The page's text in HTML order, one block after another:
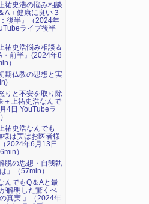
祐史浩の悩み相談
A＋健康に良い３
後半』（2024年
ライブ後半
祐史浩悩み相談＆
・前半』(2024年8
）
期仏教の思想と実
りと不安を取り除
＋上祐史浩なんで
4日 YouTubeラ
祐史浩なんでも
様は実はお医者様
2024年6月13日
）
脱の思想・自我執
」（57min）
んでもQ＆Aと最
解明した驚くべ
真実 』（2024年